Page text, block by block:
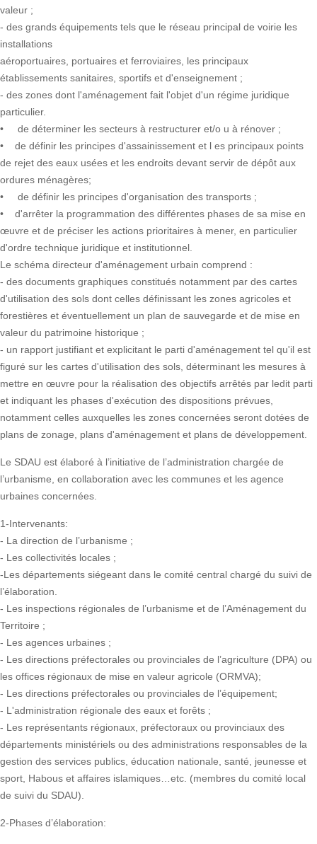
valeur ;
- des grands équipements tels que le réseau principal de voirie les
installations
aéroportuaires, portuaires et ferroviaires, les principaux
établissements sanitaires, sportifs et d'enseignement ;
- des zones dont l'aménagement fait l'objet d'un régime juridique
particulier.
• de déterminer les secteurs à restructurer et/o u à rénover ;
• de définir les principes d'assainissement et l es principaux points
de rejet des eaux usées et les endroits devant servir de dépôt aux
ordures ménagères;
• de définir les principes d'organisation des transports ;
• d'arrêter la programmation des différentes phases de sa mise en
œuvre et de préciser les actions prioritaires à mener, en particulier
d'ordre technique juridique et institutionnel.
Le schéma directeur d'aménagement urbain comprend :
- des documents graphiques constitués notamment par des cartes
d'utilisation des sols dont celles définissant les zones agricoles et
forestières et éventuellement un plan de sauvegarde et de mise en
valeur du patrimoine historique ;
- un rapport justifiant et explicitant le parti d'aménagement tel qu'il est
figuré sur les cartes d'utilisation des sols, déterminant les mesures à
mettre en œuvre pour la réalisation des objectifs arrêtés par ledit parti
et indiquant les phases d'exécution des dispositions prévues,
notamment celles auxquelles les zones concernées seront dotées de
plans de zonage, plans d'aménagement et plans de développement.
Le SDAU est élaboré à l’initiative de l’administration chargée de
l’urbanisme, en collaboration avec les communes et les agence
urbaines concernées.
1-Intervenants:
- La direction de l’urbanisme ;
- Les collectivités locales ;
-Les départements siégeant dans le comité central chargé du suivi de
l’élaboration.
- Les inspections régionales de l’urbanisme et de l’Aménagement du
Territoire ;
- Les agences urbaines ;
- Les directions préfectorales ou provinciales de l’agriculture (DPA) ou
les offices régionaux de mise en valeur agricole (ORMVA);
- Les directions préfectorales ou provinciales de l’équipement;
- L'administration régionale des eaux et forêts ;
- Les représentants régionaux, préfectoraux ou provinciaux des
départements ministériels ou des administrations responsables de la
gestion des services publics, éducation nationale, santé, jeunesse et
sport, Habous et affaires islamiques…etc. (membres du comité local
de suivi du SDAU).
2-Phases d’élaboration: